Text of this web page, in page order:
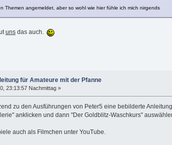
Themen angemeldet, aber so wohl wie hier fühle ich mich nirgends
unsdas auch.
für Amateure mit der Pfanne
23:13:57 Nachmittag »
zu den Ausführungen von Peter5 eine bebilderte
anklicken und dann "Der Goldblitz-Waschkurs"
auch als Filmchen unter YouTube.